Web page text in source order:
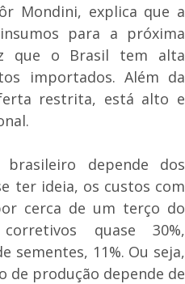
Mondini, explica que a
para a próxima
que o Brasil tem alta
importados. Além da
restrita, está alto e
depende dos
ter ideia, os custos com
cerca de um terço do
quase 30%,
sementes, 11%. Ou seja,
de produção depende de